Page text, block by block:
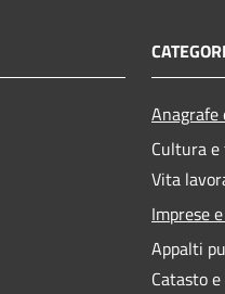
Cultura
Vita
Imprese
Appalti
Catasto